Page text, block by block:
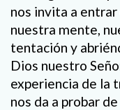
nos invita a
nuestra mente,
tentación y
Dios nuestro
experiencia de la
nos da a probar